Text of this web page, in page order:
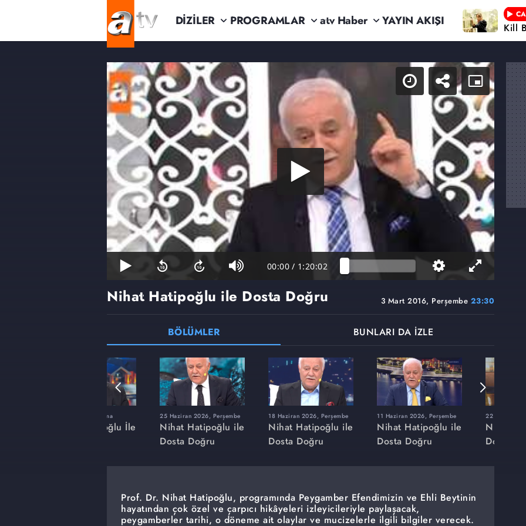
DİZİLER PROGRAMLAR atv Haber YAYIN AKIŞI Kill
00:00 / 1:20:02
3 Mart 2016, Perşembe 23:30
Nihat Hatipoğlu ile Dosta Doğru
BÖLÜMLER BUNLARI DA İZLE
23 Ocak 2026, Cuma
Nihat Hatipoğlu İle
25 Haziran 2026, Perşembe
Nihat Hatipoğlu ile
Dosta Doğru
18 Haziran 2026, Perşembe
Nihat Hatipoğlu ile
Dosta Doğru
11 Haziran 2026, Perşembe
Nihat Hatipoğlu ile
Dosta Doğru
22 Mayıs
Nihat
Dosta
Prof. Dr. Nihat Hatipoğlu, programında Peygamber Efendimizin ve Ehli Beytinin
hayatından çok özel ve çarpıcı hikâyeleri izleyicileriyle paylaşacak,
peygamberler tarihi, o döneme ait olaylar ve mucizelerle ilgili bilgiler verecek.